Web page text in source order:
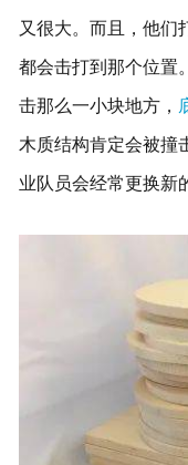
又很大。而且，他们
都会击打到那个位置
击那么一小块地方，
木质结构肯定会被撞
业队员会经常更换新